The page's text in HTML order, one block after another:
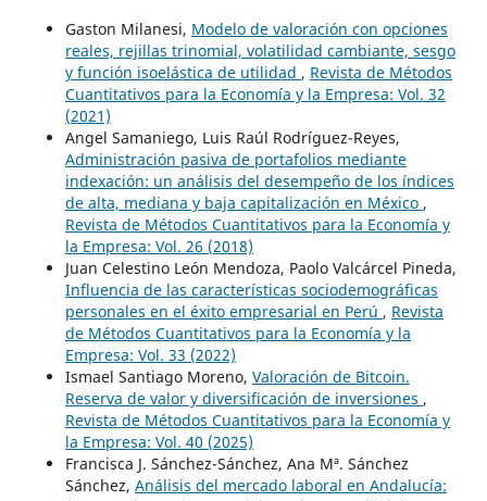
Gaston Milanesi, Modelo de valoración con opciones
reales, rejillas trinomial, volatilidad cambiante, sesgo
y función isoelástica de utilidad , Revista de Métodos
Cuantitativos para la Economía y la Empresa: Vol. 32
(2021)
Angel Samaniego, Luis Raúl Rodríguez-Reyes,
Administración pasiva de portafolios mediante
indexación: un análisis del desempeño de los índices
de alta, mediana y baja capitalización en México ,
Revista de Métodos Cuantitativos para la Economía y
la Empresa: Vol. 26 (2018)
Juan Celestino León Mendoza, Paolo Valcárcel Pineda,
Influencia de las características sociodemográficas
personales en el éxito empresarial en Perú , Revista
de Métodos Cuantitativos para la Economía y la
Empresa: Vol. 33 (2022)
Ismael Santiago Moreno, Valoración de Bitcoin.
Reserva de valor y diversificación de inversiones ,
Revista de Métodos Cuantitativos para la Economía y
la Empresa: Vol. 40 (2025)
Francisca J. Sánchez-Sánchez, Ana Mª. Sánchez
Sánchez, Análisis del mercado laboral en Andalucía: